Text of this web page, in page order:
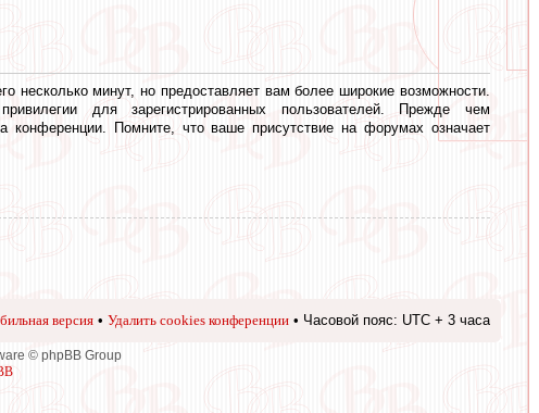
несколько минут, но предоставляет вам более широкие возможности.
для зарегистрированных пользователей. Прежде чем
конференции. Помните, что ваше присутствие на форумах означает
версия • Удалить cookies конференции • Часовой пояс: UTC + 3 часа
© phpBB Group